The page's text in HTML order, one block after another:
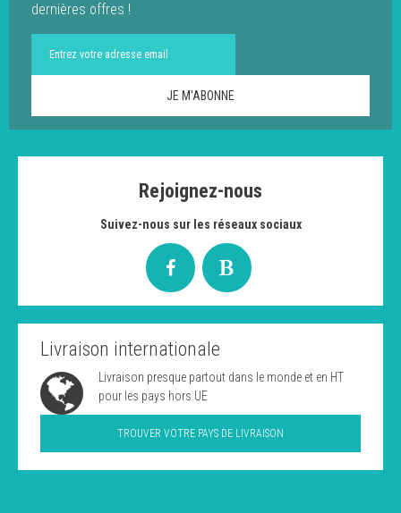
dernières offres !
Rejoignez-nous
Suivez-nous sur les réseaux sociaux
Livraison internationale
Livraison presque partout dans le monde et en HT
pour les pays hors UE
TROUVER VOTRE PAYS DE LIVRAISON